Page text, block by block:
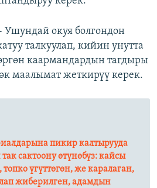
Ушундай окуя болгондон
талкуулап, кийин унутта
каармандардын тагдыры
маалымат жеткирүү керек.
пикир калтырууда
сактоону өтүнөбүз: кайсы
үгүттөгөн, же каралаган,
жиберилген, адамдын